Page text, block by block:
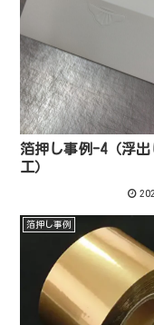
箔押し事例-4（浮出
工）
箔押し事例